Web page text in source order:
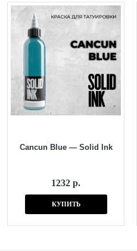
Cancun Blue — Solid Ink
1232 р.
КУПИТЬ